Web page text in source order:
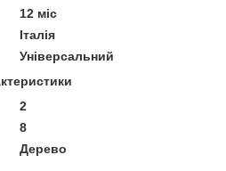
12 міс
Італія
Універсальний
2
8
Дерево